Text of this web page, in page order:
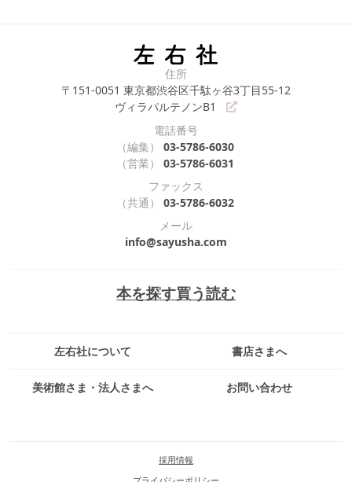
本を探す買う読む
左右社について 書店さまへ
美術館さま・法人さまへ お問い合わせ
採用情報
住所
〒151-0051 東京都渋谷区千駄ヶ谷3丁目55-12
ヴィラパルテノンB1
電話番号
（編集）
03-5786-6030
（営業）
03-5786-6031
ファックス
（共通）
03-5786-6032
メール
info@sayusha.com